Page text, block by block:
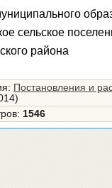
сельское
: Постановления и
: 1546